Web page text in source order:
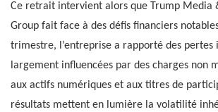
Ce retrait intervient alors que Trump Media
Group fait face à des défis financiers
trimestre, l’entreprise a rapporté des pertes
largement influencées par des charges non
aux actifs numériques et aux titres de
résultats mettent en lumière la volatilité